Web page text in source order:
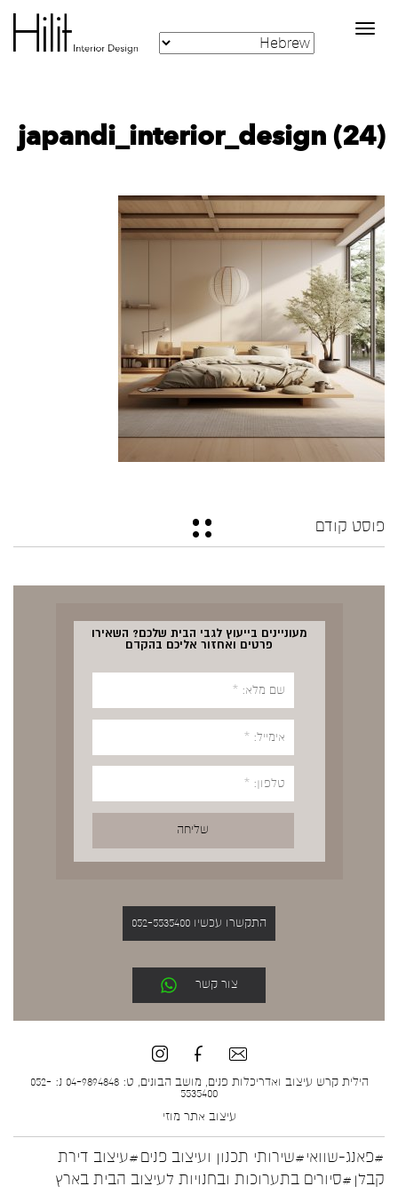
Toggle
navigation
japandi_interior_design (24)
פוסט קודם
מעוניינים בייעוץ לגבי הבית שלכם? השאירו
פרטים ואחזור אליכם בהקדם
התקשרו עכשיו 052-5535400
צור קשר
הילית קרש עיצוב ואדריכלות פנים, מושב הבונים, ט: 04-9894848 נ: 052-
5535400
עיצוב אתר מוזי
#פאנג-שוואי#שירותי תכנון ועיצוב פנים#עיצוב דירת
קבלן #סיורים בתערוכות ובחנויות לעיצוב הבית בארץ